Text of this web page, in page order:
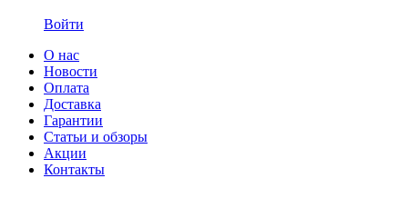
Войти
О нас
Новости
Оплата
Доставка
Гарантии
Статьи и обзоры
Акции
Контакты